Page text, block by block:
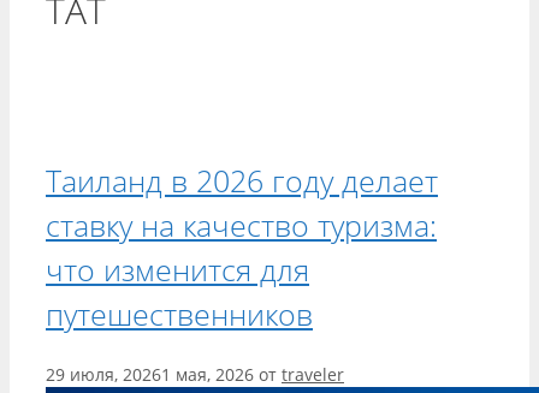
TAT
Таиланд в 2026 году делает
ставку на качество туризма:
что изменится для
путешественников
29 июля, 20261 мая, 2026 от traveler